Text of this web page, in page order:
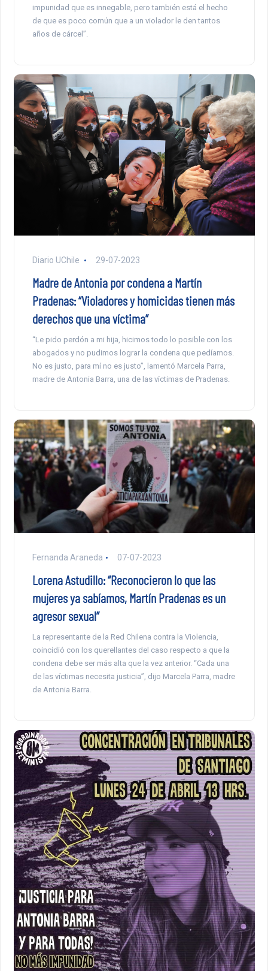
impunidad que es innegable, pero también está el hecho
de que es poco común que a un violador le den tantos
años de cárcel”.
Diario UChile 29-07-2023
Madre de Antonia por condena a Martín
Pradenas: “Violadores y homicidas tienen más
derechos que una víctima”
“Le pido perdón a mi hija, hicimos todo lo posible con los
abogados y no pudimos lograr la condena que pedíamos.
No es justo, para mí no es justo”, lamentó Marcela Parra,
madre de Antonia Barra, una de las víctimas de Pradenas.
Fernanda Araneda 07-07-2023
Lorena Astudillo: “Reconocieron lo que las
mujeres ya sabíamos, Martín Pradenas es un
agresor sexual”
La representante de la Red Chilena contra la Violencia,
coincidió con los querellantes del caso respecto a que la
condena debe ser más alta que la vez anterior. “Cada una
de las víctimas necesita justicia”, dijo Marcela Parra, madre
de Antonia Barra.